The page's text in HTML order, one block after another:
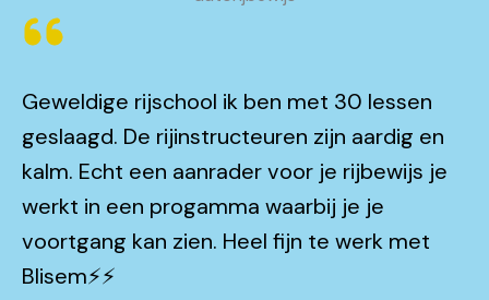
Geweldige rijschool ik ben met 30 lessen
geslaagd. De rijinstructeuren zijn aardig en
kalm. Echt een aanrader voor je rijbewijs je
werkt in een progamma waarbij je je
voortgang kan zien. Heel fijn te werk met
Blisem⚡️⚡️